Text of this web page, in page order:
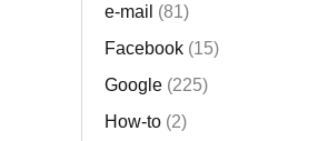
e-mail (81)
Facebook(15)
Google(225)
How-to(2)